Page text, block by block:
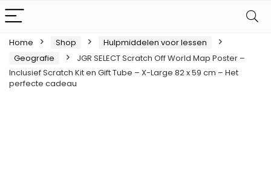
Home Shop
Hulpmiddelen voor lessen
Geografie
JGR SELECT Scratch Off World Map Poster –
Inclusief Scratch Kit en Gift Tube – X-Large 82 x 59 cm – Het
perfecte cadeau